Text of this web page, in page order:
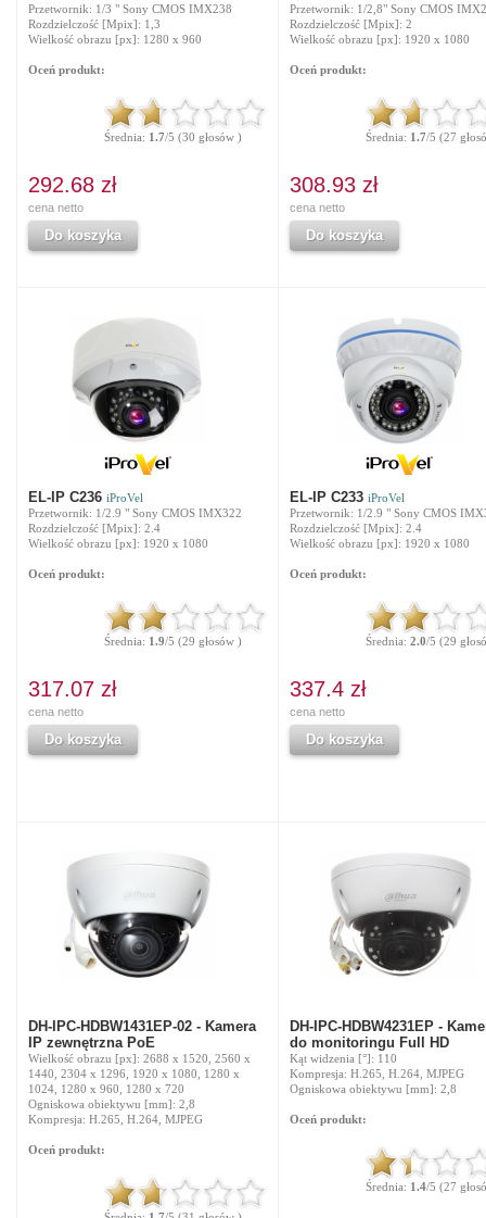
Przetwornik: 1/3 " Sony CMOS IMX238
Rozdzielczość [Mpix]: 1,3
Wielkość obrazu [px]: 1280 x 960
Oceń produkt:
Średnia: 1.7/5 (30 głosów )
292.68 zł
cena netto
Do koszyka
Przetwornik: 1/2,8" Sony CMOS
Rozdzielczość [Mpix]: 2
Wielkość obrazu [px]: 1920 x 1080
Oceń produkt:
Średnia: 1.7/5 (27
308.93 zł
cena netto
Do koszyka
EL-IP C236 iProVel
Przetwornik: 1/2.9 " Sony CMOS IMX322
Rozdzielczość [Mpix]: 2.4
Wielkość obrazu [px]: 1920 x 1080
Oceń produkt:
Średnia: 1.9/5 (29 głosów )
317.07 zł
cena netto
Do koszyka
EL-IP C233 iProVel
Przetwornik: 1/2.9 " Sony CMOS
Rozdzielczość [Mpix]: 2.4
Wielkość obrazu [px]: 1920 x 1080
Oceń produkt:
Średnia: 2.0/5 (29
337.4 zł
cena netto
Do koszyka
DH-IPC-HDBW1431EP-02 - Kamera
IP zewnętrzna PoE
Wielkość obrazu [px]: 2688 x 1520, 2560 x
1440, 2304 x 1296, 1920 x 1080, 1280 x
1024, 1280 x 960, 1280 x 720
Ogniskowa obiektywu [mm]: 2,8
Kompresja: H.265, H.264, MJPEG
Oceń produkt:
DH-IPC-HDBW4231EP -
do monitoringu Full HD
Kąt widzenia [°]: 110
Kompresja: H.265, H.264, MJPEG
Ogniskowa obiektywu [mm]: 2,8
Oceń produkt:
Średnia: 1.4/5 (27